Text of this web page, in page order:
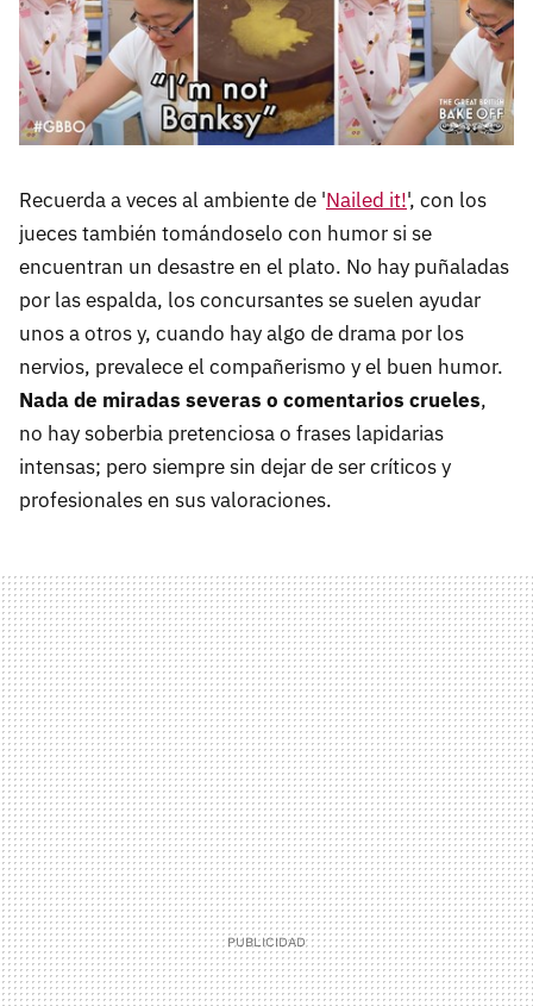
Recuerda a veces al ambiente de 'Nailed it!', con los
jueces también tomándoselo con humor si se
encuentran un desastre en el plato. No hay puñaladas
por las espalda, los concursantes se suelen ayudar
unos a otros y, cuando hay algo de drama por los
nervios, prevalece el compañerismo y el buen humor.
Nada de miradas severas o comentarios crueles,
no hay soberbia pretenciosa o frases lapidarias
intensas; pero siempre sin dejar de ser críticos y
profesionales en sus valoraciones.